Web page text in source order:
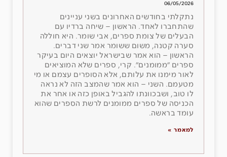
06/05/2026
נתקלתי בחודשים האחרונים בשני עניינים
שהתחברו לאחד. הראשון – שיחה ברדיו עם
הבעלים של צומת ספרים, אבי שומר. היא חוללה
סערה קטנה, משום ששומר אמר שני דברים.
הראשון – הוא אמר שבישראל יוצאים היום בעיקר
ספרים ״ממומנים״. קרי, ספרים שלא המוציאים
לאור מימנו את עלותם, אלא הסופרים עצמם או מי
מטעמם. השני – הוא אמר שהמצב הזה לא נראה
לו טוב, ושבכוונתו להגביל באופן כזה או אחר את
הכניסה של ספרים ממומנים לרשת הספרים שהוא
עומד בראשה.
למאמר »